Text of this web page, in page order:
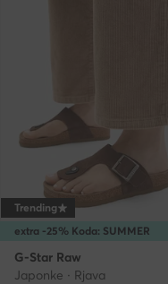
extra -25% Koda: SUMMER
Trending
G-Star Raw
Japonke · Rjava